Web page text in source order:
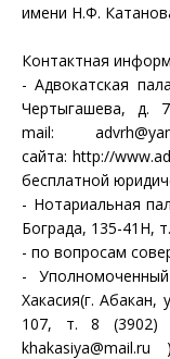
имени Н.Ф.
Контактная
- Адвокатская
Чертыгашева, д.
mail:
сайта: http://
бесплатной
- Нотариальная
Бограда, 135-41Н,
- по вопросам
-
Хакасия(г.
107, т. 8 (3902)
khakasiya@mail.ru